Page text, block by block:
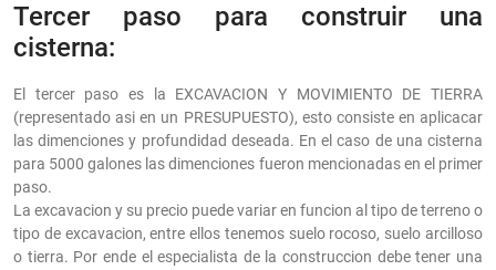
Tercer paso para construir una
cisterna:
El tercer paso es la EXCAVACION Y MOVIMIENTO DE TIERRA
(representado asi en un PRESUPUESTO), esto consiste en aplicacar
las dimenciones y profundidad deseada. En el caso de una cisterna
para 5000 galones las dimenciones fueron mencionadas en el primer
paso.
La excavacion y su precio puede variar en funcion al tipo de terreno o
tipo de excavacion, entre ellos tenemos suelo rocoso, suelo arcilloso
o tierra. Por ende el especialista de la construccion debe tener una